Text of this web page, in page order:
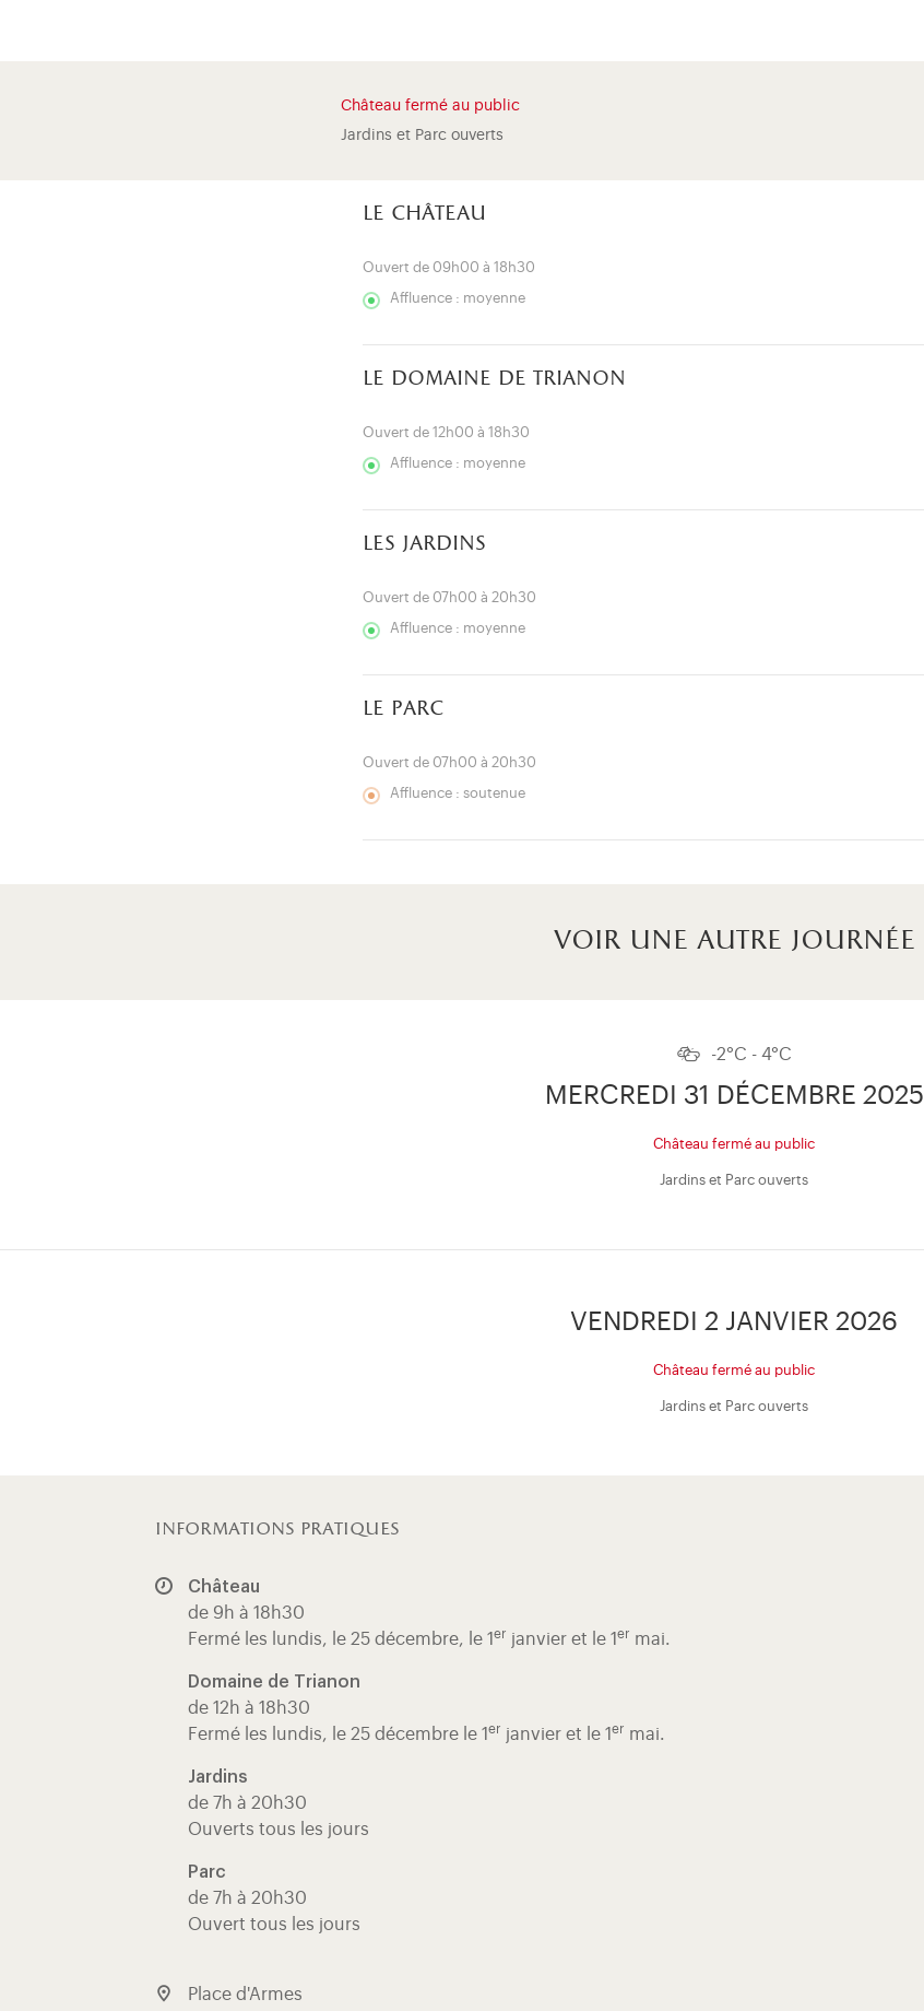
Château fermé au public
Jardins et Parc ouverts
le château
Ouvert de 09h00 à 18h30
Affluence : moyenne
le domaine de trianon
Ouvert de 12h00 à 18h30
Affluence : moyenne
les jardins
Ouvert de 07h00 à 20h30
Affluence : moyenne
le parc
Ouvert de 07h00 à 20h30
Affluence : soutenue
voir une autre journée
-2°C - 4°C
MERCREDI 31 DÉCEMBRE 2025
Château fermé au public
Jardins et Parc ouverts
VENDREDI 2 JANVIER 2026
Château fermé au public
Jardins et Parc ouverts
informations pratiques
Château
de 9h à 18h30
Fermé les lundis, le 25 décembre, le 1 er janvier et le 1 er mai.
Domaine de Trianon
de 12h à 18h30
Fermé les lundis, le 25 décembre le 1 er janvier et le 1 er mai.
Jardins
de 7h à 20h30
Ouverts tous les jours
Parc
de 7h à 20h30
Ouvert tous les jours
Place d'Armes